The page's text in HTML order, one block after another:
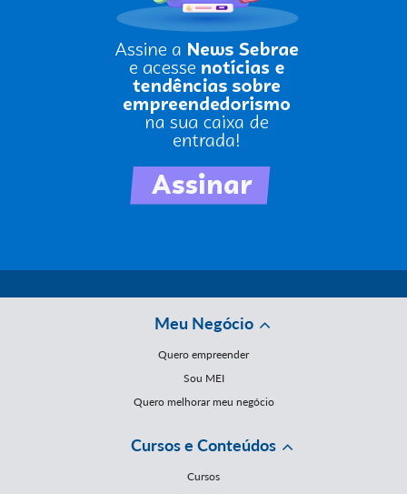
Meu Negócio
Quero empreender
Sou MEI
Quero melhorar meu negócio
Cursos e Conteúdos
Cursos